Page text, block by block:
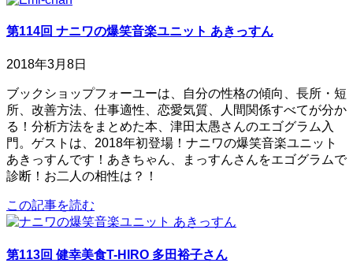
第114回 ナニワの爆笑音楽ユニット あきっすん
2018年3月8日
ブックショップフォーユーは、自分の性格の傾向、長所・短
所、改善方法、仕事適性、恋愛気質、人間関係すべてが分か
る！分析方法をまとめた本、津田太愚さんのエゴグラム入
門。ゲストは、2018年初登場！ナニワの爆笑音楽ユニット
あきっすんです！あきちゃん、まっすんさんをエゴグラムで
診断！お二人の相性は？！
この記事を読む
第113回 健幸美食T-HIRO 多田裕子さん